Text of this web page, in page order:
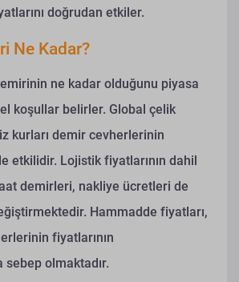
doğrudan etkiler.
Ne Kadar?
ne kadar olduğunu piyasa
koşullar belirler. Global çelik
kurları demir cevherlerinin
etkilidir. Lojistik fiyatlarının dahil
demirleri, nakliye ücretleri de
Hammadde fiyatları,
fiyatlarının
sebep olmaktadır.